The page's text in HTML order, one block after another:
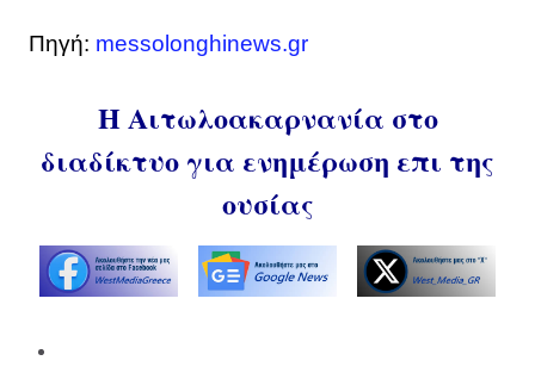
Πηγή: messolonghinews.gr
Η Αιτωλοακαρνανία στο
διαδίκτυο για ενημέρωση επι της
ουσίας